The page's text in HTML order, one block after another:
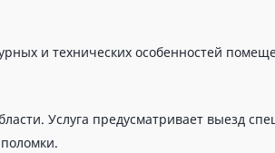
и технических особенностей
Услуга предусматривает выезд